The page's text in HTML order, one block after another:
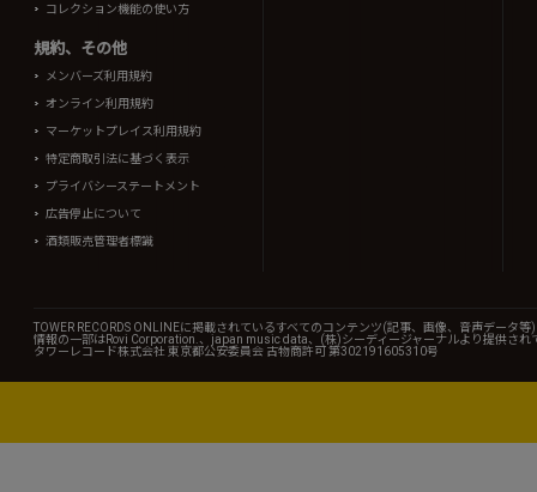
コレクション機能の使い方
規約、その他
メンバーズ利用規約
オンライン利用規約
マーケットプレイス利用規約
特定商取引法に基づく表示
プライバシーステートメント
広告停止について
酒類販売管理者標識
TOWER RECORDS ONLINEに掲載されているすべてのコンテンツ(記事、画像、音声データ
情報の一部はRovi Corporation.、japan music data、(株)シーディージャーナルより提供され
タワーレコード株式会社 東京都公安委員会 古物商許可 第302191605310号